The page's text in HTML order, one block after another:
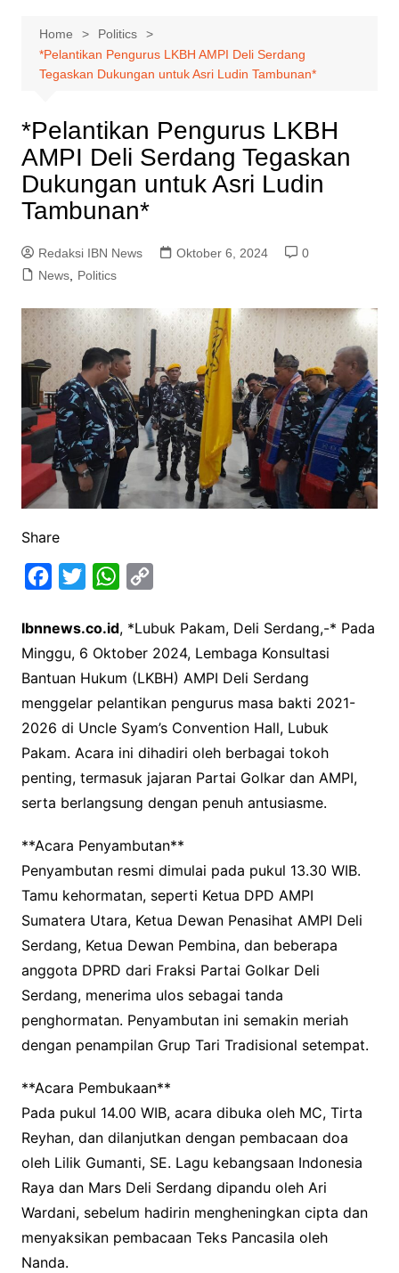
Home
Politics
*Pelantikan Pengurus LKBH AMPI Deli Serdang
Tegaskan Dukungan untuk Asri Ludin Tambunan*
*Pelantikan Pengurus LKBH
AMPI Deli Serdang Tegaskan
Dukungan untuk Asri Ludin
Tambunan*
Redaksi IBN News Oktober 6, 2024
0
News, Politics
Share
c
e
b
o
o
k
i
t
t
e
r
W
a
t
s
A
p
p
p
y
L
i
n
k
Ibnnews.co.id, *Lubuk Pakam, Deli Serdang,-* Pada
Minggu, 6 Oktober 2024, Lembaga Konsultasi
Bantuan Hukum (LKBH) AMPI Deli Serdang
menggelar pelantikan pengurus masa bakti 2021-
2026 di Uncle Syam’s Convention Hall, Lubuk
Pakam. Acara ini dihadiri oleh berbagai tokoh
penting, termasuk jajaran Partai Golkar dan AMPI,
serta berlangsung dengan penuh antusiasme.
**Acara Penyambutan**
Penyambutan resmi dimulai pada pukul 13.30 WIB.
Tamu kehormatan, seperti Ketua DPD AMPI
Sumatera Utara, Ketua Dewan Penasihat AMPI Deli
Serdang, Ketua Dewan Pembina, dan beberapa
anggota DPRD dari Fraksi Partai Golkar Deli
Serdang, menerima ulos sebagai tanda
penghormatan. Penyambutan ini semakin meriah
dengan penampilan Grup Tari Tradisional setempat.
**Acara Pembukaan**
Pada pukul 14.00 WIB, acara dibuka oleh MC, Tirta
Reyhan, dan dilanjutkan dengan pembacaan doa
oleh Lilik Gumanti, SE. Lagu kebangsaan Indonesia
Raya dan Mars Deli Serdang dipandu oleh Ari
Wardani, sebelum hadirin mengheningkan cipta dan
menyaksikan pembacaan Teks Pancasila oleh
Nanda.